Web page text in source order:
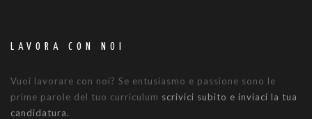
LAVORA CON NOI
Vuoi lavorare con noi? Se entusiasmo e passione sono le
prime parole del tuo curriculum scrivici subito e inviaci la tua
candidatura.